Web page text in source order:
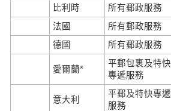
比利時
所有郵政服務
法國
所有郵政服務
德國
所有郵政服務
愛爾蘭*
平郵包裹及特快
專遞服務
意大利
平郵及特快專遞
服務